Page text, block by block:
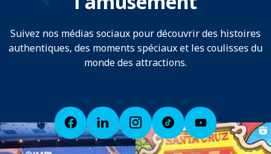
Suivez nos médias sociaux pour découvrir des histoires
authentiques, des moments spéciaux et les coulisses du
monde des attractions.